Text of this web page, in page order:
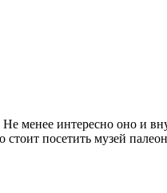
менее интересно оно и
посетить музей